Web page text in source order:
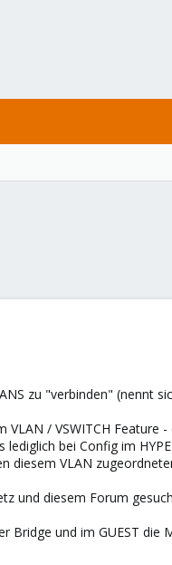
zu "verbinden" (nennt
/ VSWITCH Feature
bei Config im
VLAN
und diesem Forum
und im GUEST